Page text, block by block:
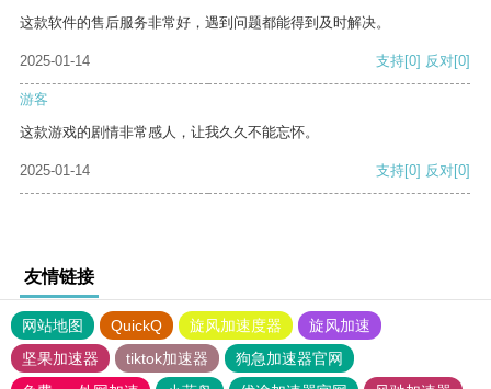
这款软件的售后服务非常好，遇到问题都能得到及时解决。
2025-01-14 支持[0] 反对[0]
游客
这款游戏的剧情非常感人，让我久久不能忘怀。
2025-01-14 支持[0] 反对[0]
友情链接
网站地图 QuickQ 旋风加速度器
旋风加速
坚果加速器
tiktok加速器
狗急加速器官网